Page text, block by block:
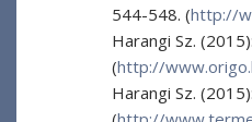
544-548. (http://
Harangi Sz.
(http://
Harangi Sz.